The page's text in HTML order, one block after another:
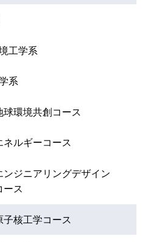
子核工学コース
イフエンジニアリングコ
ンジニアリングデザイン
ス
営工学コース
ンジニアリングデザイン
子核工学コース
ス
子核工学コース
ス
能情報コース
命理工学コース
イフエンジニアリングコ
築学コース
ンジニアリングデザイン
工学系
木工学コース
ンジニアリングデザイン
系
球環境共創コース
ネルギーコース
ンジニアリングデザイン
ース
子核工学コース